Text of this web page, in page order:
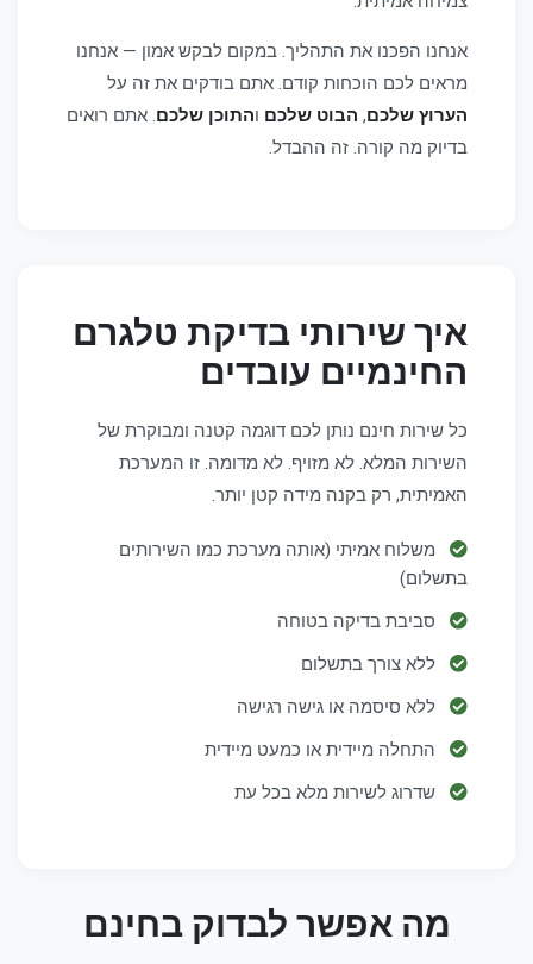
אנחנו הפכנו את התהליך. במקום לבקש אמון — אנחנו
מראים לכם הוכחות קודם. אתם בודקים את זה על
הערוץ שלכם, הבוט שלכם והתוכן שלכם. אתם רואים
בדיוק מה קורה. זה ההבדל.
איך שירותי בדיקת טלגרם
החינמיים עובדים
כל שירות חינם נותן לכם דוגמה קטנה ומבוקרת של
השירות המלא. לא מזויף. לא מדומה. זו המערכת
האמיתית, רק בקנה מידה קטן יותר.
משלוח אמיתי (אותה מערכת כמו השירותים
בתשלום)
סביבת בדיקה בטוחה
ללא צורך בתשלום
ללא סיסמה או גישה רגישה
התחלה מיידית או כמעט מיידית
שדרוג לשירות מלא בכל עת
מה אפשר לבדוק בחינם